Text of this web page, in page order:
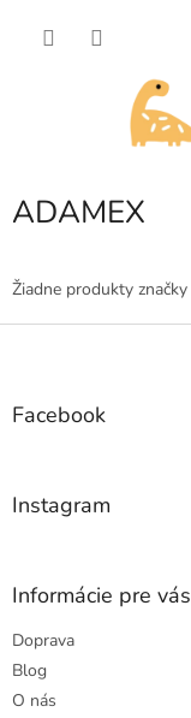
ADAMEX
Žiadne produkty značky
Z
Facebook
Instagram
Informácie pre vás
Doprava
Blog
O nás